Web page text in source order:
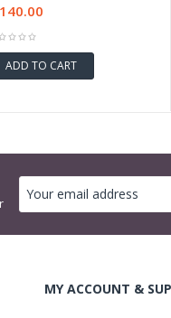
ADD TO CART
MY ACCOUNT &